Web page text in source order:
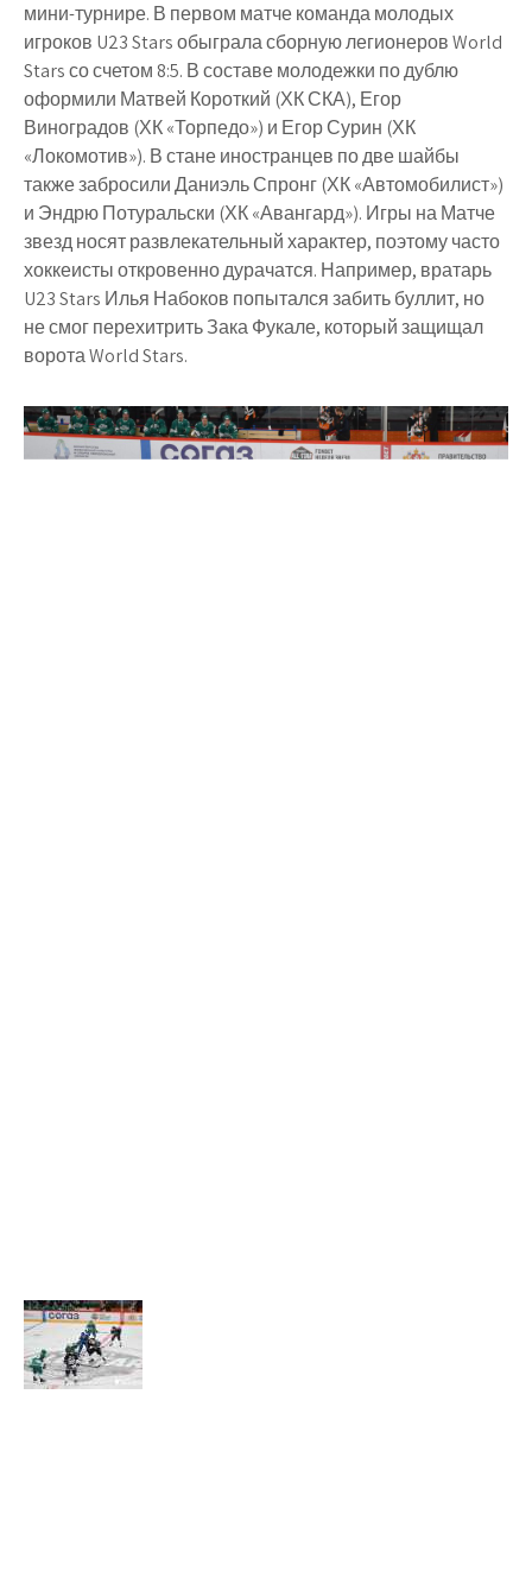
мини-турнире. В первом матче команда молодых
игроков U23 Stars обыграла сборную легионеров World
Stars со счетом 8:5. В составе молодежки по дублю
оформили Матвей Короткий (ХК СКА), Егор
Виноградов (ХК «Торпедо») и Егор Сурин (ХК
«Локомотив»). В стане иностранцев по две шайбы
также забросили Даниэль Спронг (ХК «Автомобилист»)
и Эндрю Потуральски (ХК «Авангард»). Игры на Матче
звезд носят развлекательный характер, поэтому часто
хоккеисты откровенно дурачатся. Например, вратарь
U23 Stars Илья Набоков попытался забить буллит, но
не смог перехитрить Зака Фукале, который защищал
ворота World Stars.